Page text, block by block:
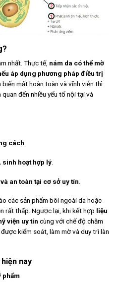
nhất. Thực tế, nám da có thể mờ
áp dụng phương pháp điều trị
biến mất hoàn toàn và vĩnh viễn thì
đến nhiều yếu tố nội tại và
cách.
sinh hoạt hợp lý.
an toàn tại cơ sở uy tín
các sản phẩm bôi ngoài da hoặc
rất thấp. Ngược lại, khi kết hợp liệu
viện uy tín cùng với chế độ chăm
kiểm soát, làm mờ và duy trì làn
nay
phẩm